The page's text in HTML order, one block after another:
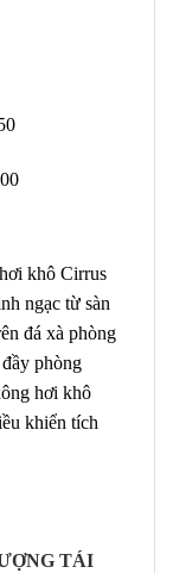
khô Cirrus
ngạc từ sàn
đá xà phòng
phòng
hơi khô
khiển tích
TÁI